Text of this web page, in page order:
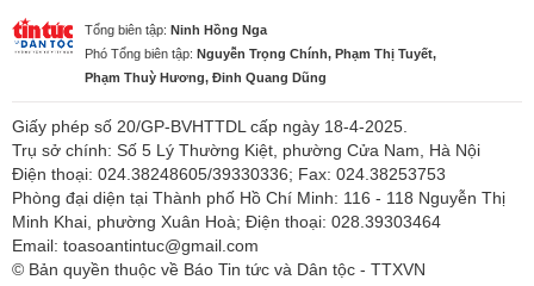
Tổng biên tập: Ninh Hồng Nga
Phó Tổng biên tập: Nguyễn Trọng Chính, Phạm Thị Tuyết,
Phạm Thuỳ Hương, Đinh Quang Dũng
Giấy phép số 20/GP-BVHTTDL cấp ngày 18-4-2025.
Trụ sở chính: Số 5 Lý Thường Kiệt, phường Cửa Nam, Hà Nội
Điện thoại: 024.38248605/39330336; Fax: 024.38253753
Phòng đại diện tại Thành phố Hồ Chí Minh: 116 - 118 Nguyễn Thị
Minh Khai, phường Xuân Hoà; Điện thoại: 028.39303464
Email: toasoantintuc@gmail.com
© Bản quyền thuộc về Báo Tin tức và Dân tộc - TTXVN